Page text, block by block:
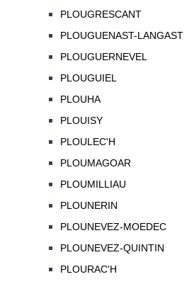
PLOUGRESCANT
PLOUGUENAST-LANGAST
PLOUGUERNEVEL
PLOUGUIEL
PLOUHA
PLOUISY
PLOULEC'H
PLOUMAGOAR
PLOUMILLIAU
PLOUNERIN
PLOUNEVEZ-MOEDEC
PLOUNEVEZ-QUINTIN
PLOURAC'H